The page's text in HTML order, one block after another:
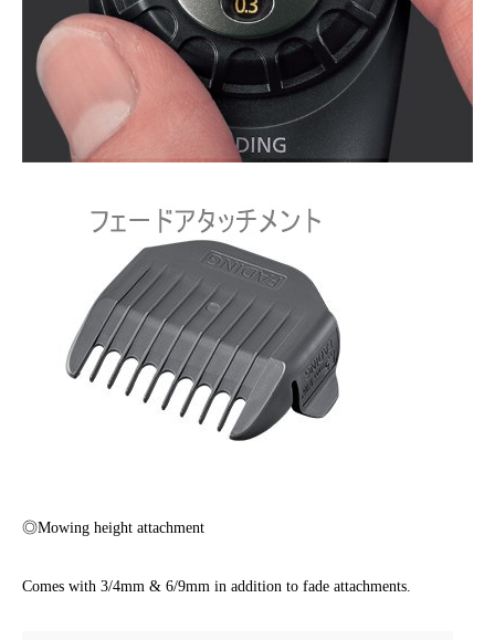
◎Mowing height attachment
Comes with 3/4mm & 6/9mm in addition to fade attachments.